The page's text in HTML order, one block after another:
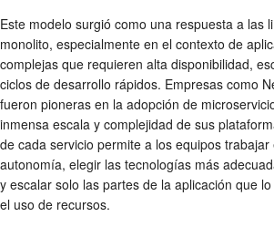
Este modelo surgió como una respuesta a las
monolito, especialmente en el contexto de
complejas que requieren alta disponibilidad,
ciclos de desarrollo rápidos. Empresas como
fueron pioneras en la adopción de
inmensa escala y complejidad de sus
de cada servicio permite a los equipos
autonomía, elegir las tecnologías más
y escalar solo las partes de la aplicación que
el uso de recursos.